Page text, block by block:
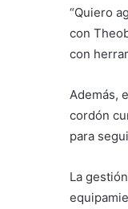
“Quiero
con
con
Además,
cordón
para
La